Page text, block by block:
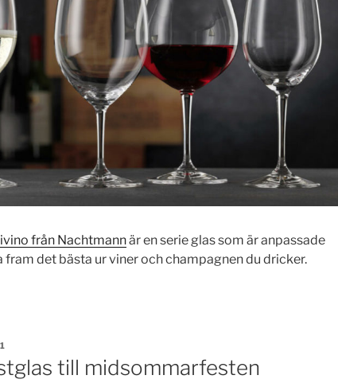
från Nachtmannär en serie glas som är anpassade
det bästa ur viner och champagnen du dricker.
till midsommarfesten